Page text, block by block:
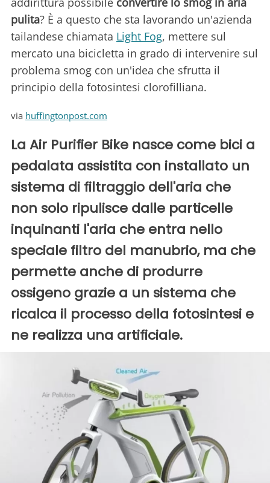
pulita? È a questo che sta lavorando un'azienda
tailandese chiamata Light Fog, mettere sul
mercato una bicicletta in grado di intervenire sul
problema smog con un'idea che sfrutta il
principio della fotosintesi clorofilliana.
via huffingtonpost.com
La Air Purifier Bike nasce come bici a
pedalata assistita con installato un
sistema di filtraggio dell'aria che
non solo ripulisce dalle particelle
inquinanti l'aria che entra nello
speciale filtro del manubrio, ma che
permette anche di produrre
ossigeno grazie a un sistema che
ricalca il processo della fotosintesi e
ne realizza una artificiale.